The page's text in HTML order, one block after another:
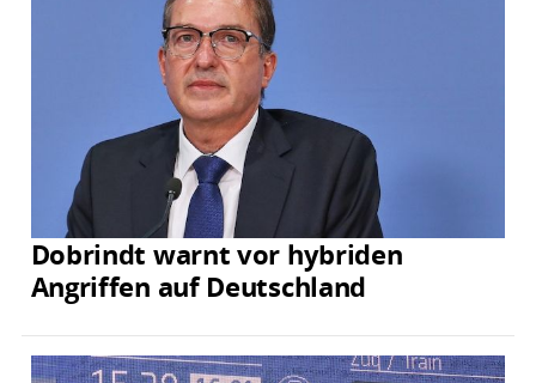
Dobrindt warnt vor hybriden
Angriffen auf Deutschland